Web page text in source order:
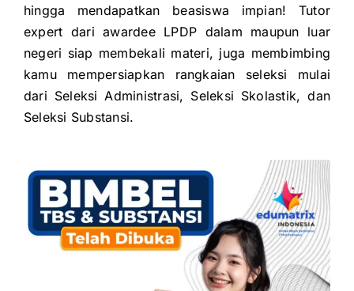
hingga mendapatkan beasiswa impian! Tutor
expert dari awardee LPDP dalam maupun luar
negeri siap membekali materi, juga membimbing
kamu mempersiapkan rangkaian seleksi mulai
dari Seleksi Administrasi, Seleksi Skolastik, dan
Seleksi Substansi.